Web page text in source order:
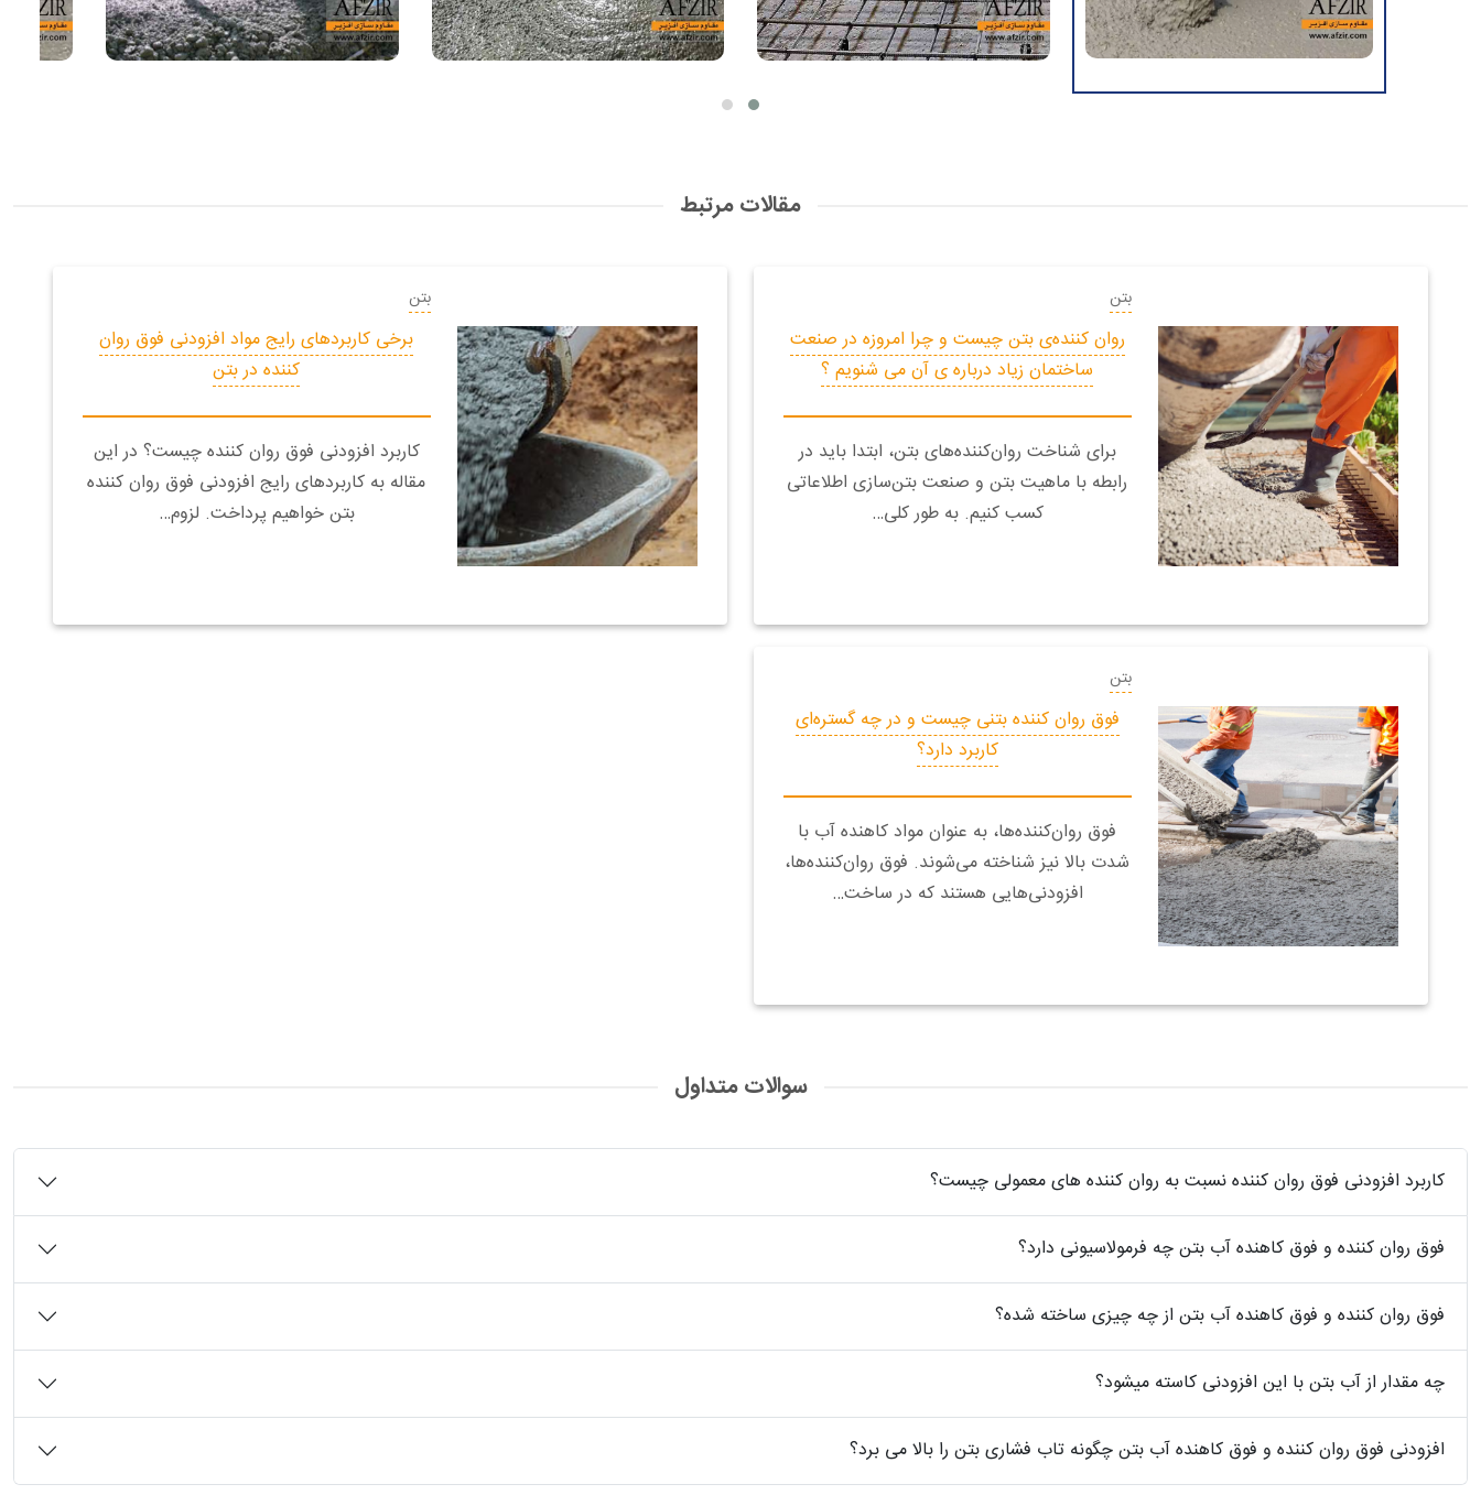
مقالات مرتبط
بتن
روان کننده‌ی بتن چیست و چرا امروزه در صنعت
ساختمان زیاد درباره ی آن می شنویم ؟
برای شناخت روان‌کننده‌های بتن، ابتدا باید در
رابطه‌ با ماهیت بتن و صنعت بتن‌سازی اطلاعاتی
کسب کنیم. به طور کلی…
بتن
برخی کاربردهای رایج مواد افزودنی فوق روان
کننده در بتن
کاربرد افزودنی فوق روان کننده چیست؟ در این
مقاله به کاربردهای رایج افزودنی فوق روان کننده
بتن خواهیم پرداخت. لزوم…
بتن
فوق روان کننده بتنی چیست و در چه گستره‌ای
کاربرد دارد؟
فوق روان‌کننده‌ها، به عنوان مواد کاهنده آب با
شدت بالا نیز شناخته می‌شوند. فوق روان‌کننده‌ها،
افزودنی‌هایی هستند که در ساخت…
سوالات متداول
کاربرد افزودنی فوق روان کننده نسبت به روان کننده های معمولی چیست؟
فوق روان کننده و فوق کاهنده آب بتن چه فرمولاسیونی دارد؟
فوق روان کننده و فوق کاهنده آب بتن از چه چیزی ساخته شده؟
چه مقدار از آب بتن با این افزودنی کاسته میشود؟
افزودنی فوق روان کننده و فوق کاهنده آب بتن چگونه تاب فشاری بتن را بالا می برد؟